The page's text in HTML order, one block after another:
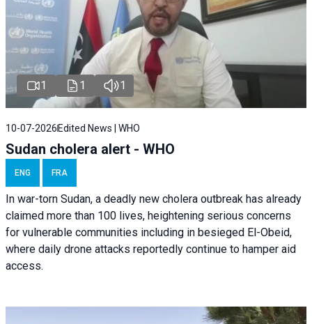
1 1 1
10-07-2026 Edited News | WHO
Sudan cholera alert - WHO
ENG FRA
In war-torn Sudan, a deadly new cholera outbreak has already
claimed more than 100 lives, heightening serious concerns
for vulnerable communities including in besieged El-Obeid,
where daily drone attacks reportedly continue to hamper aid
access.